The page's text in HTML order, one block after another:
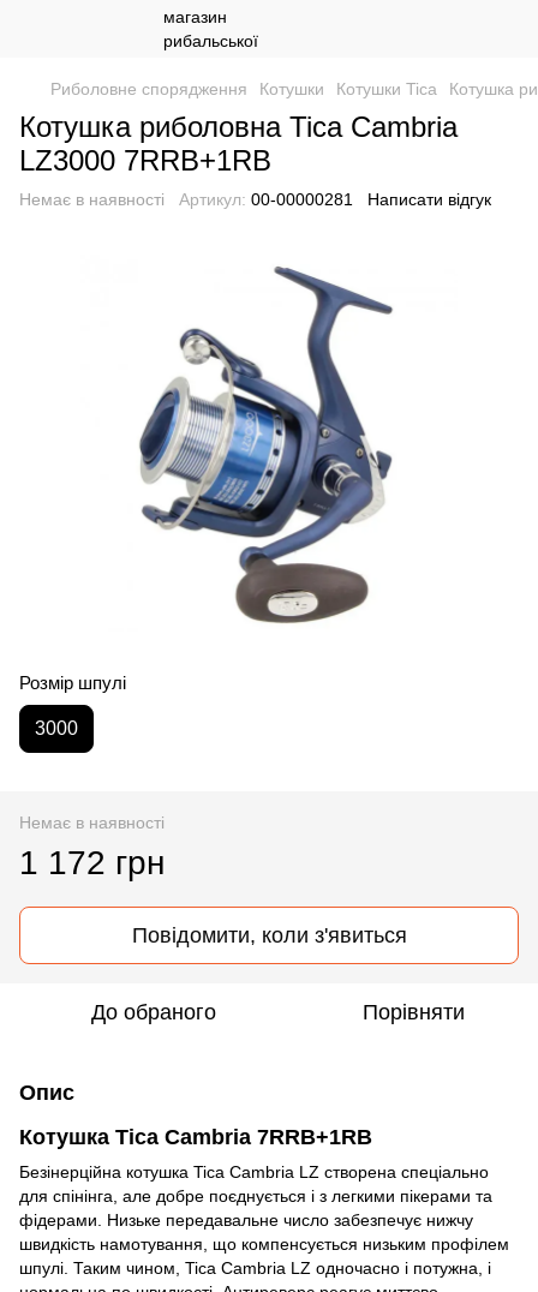
Риболовне спорядження Котушки Котушки Tica Котушка
Котушка риболовна Tica Cambria
LZ3000 7RRB+1RB
Немає в наявності Артикул: 00-00000281 Написати відгук
Розмір шпулі
3000
Немає в наявності
1 172 грн
Повідомити, коли з'явиться
До обраного Порівняти
Опис
Котушка Tica Cambria 7RRB+1RB
Безінерційна котушка Tica Cambria LZ створена спеціально
для спінінга, але добре поєднується і з легкими пікерами та
фідерами. Низьке передавальне число забезпечує нижчу
швидкість намотування, що компенсується низьким профілем
шпулі. Таким чином, Tica Cambria LZ одночасно і потужна, і